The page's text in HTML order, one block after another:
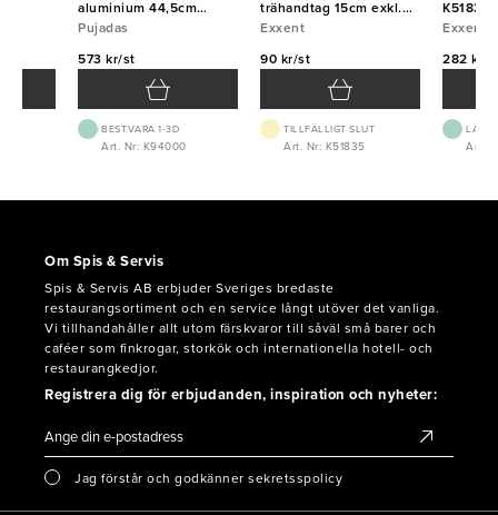
aluminium 44,5cm
Pujadas
Pujadas
573 kr/st
BEST.VARA 1-3D
Art. Nr: K94000
trähandtag 15cm exkl.
blad Exxent
Exxent
90 kr/st
TILLFÄLLIGT SLUT
Art. Nr: K51835
K51835
Exxent
282 kr/
Art.
Om Spis & Servis
Spis & Servis AB erbjuder Sveriges bredaste
restaurangsortiment och en service långt utöver det vanliga.
Vi tillhandahåller allt utom färskvaror till såväl små barer och
caféer som finkrogar, storkök och internationella hotell- och
restaurangkedjor.
Registrera dig för erbjudanden, inspiration och nyheter:
Jag förstår och godkänner sekretsspolicy